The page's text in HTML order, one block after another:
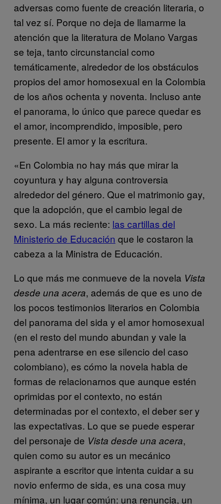
adversas como fuente de creación literaria, o
tal vez sí. Porque no deja de llamarme la
atención que la literatura de Molano Vargas
se teja, tanto circunstancial como
temáticamente, alrededor de los obstáculos
propios del amor homosexual en la Colombia
de los años ochenta y noventa. Incluso ante
el panorama, lo único que parece quedar es
el amor, incomprendido, imposible, pero
presente. El amor y la escritura.
«En Colombia no hay más que mirar la
coyuntura y hay alguna controversia
alrededor del género. Que el matrimonio gay,
que la adopción, que el cambio legal de
sexo. La más reciente: las cartillas del
Ministerio de Educación que le costaron la
cabeza a la Ministra de Educación.
Lo que más me conmueve de la novela Vista
desde una acera, además de que es uno de
los pocos testimonios literarios en Colombia
del panorama del sida y el amor homosexual
(en el resto del mundo abundan y vale la
pena adentrarse en ese silencio del caso
colombiano), es cómo la novela habla de
formas de relacionarnos que aunque estén
oprimidas por el contexto, no están
determinadas por el contexto, el deber ser y
las expectativas. Lo que se puede esperar
del personaje de Vista desde una acera,
quien como su autor es un mecánico
aspirante a escritor que intenta cuidar a su
novio enfermo de sida, es una cosa muy
mínima, un lugar común: una renuncia, un